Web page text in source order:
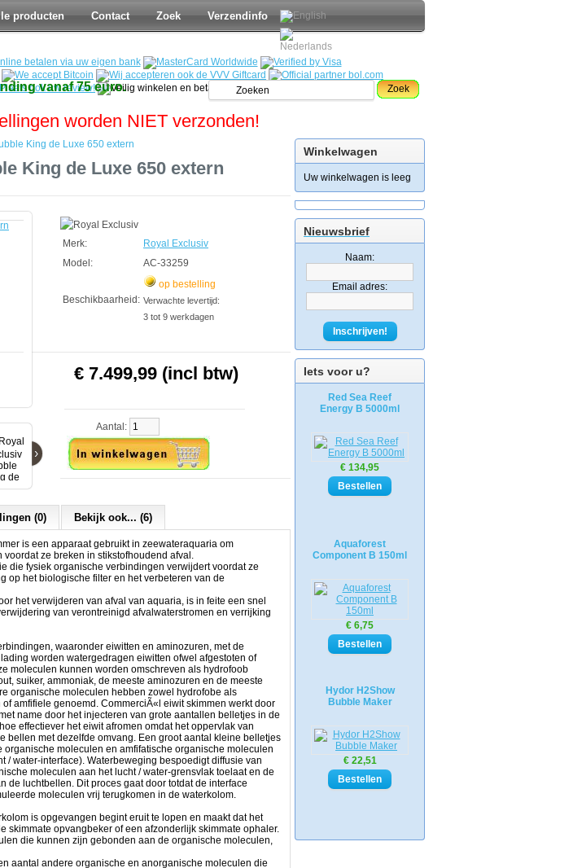
producten Contact Zoek Verzendinfo
vanaf 75 euro. Zoek
worden NIET verzonden!
Winkelwagen
Uw winkelwagen is leeg
Nieuwsbrief
Naam:
Email adres:
Inschrijven!
Iets voor u?
Red Sea Reef
Energy B 5000ml
€ 134,95
Aquaforest
Component B 150ml
€ 6,75
Hydor H2Show
Bubble Maker
€ 22,51
King de Luxe 650 extern
King de Luxe 650 extern
›
Merk:
Royal Exclusiv
Model:
AC-33259
Beschikbaarheid:
op bestelling
Verwachte levertijd:
3 tot 9 werkdagen
€ 7.499,99 (incl btw)
Aantal:
(0) Bekijk ook... (6)
is een apparaat gebruikt in zeewateraquaria om
ze breken in stikstofhoudend afval.
die fysiek organische verbindingen verwijdert voordat ze
op het biologische filter en het verbeteren van de
het verwijderen van afval van aquaria, is in feite een snel
van verontreinigd afvalwaterstromen en verrijking
waaronder eiwitten en aminozuren, met de
worden watergedragen eiwitten ofwel afgestoten of
moleculen kunnen worden omschreven als hydrofoob
suiker, ammoniak, de meeste aminozuren en de meeste
organische moleculen hebben zowel hydrofobe als
amfifiele genoemd. CommerciÃ«l eiwit skimmen werkt door
name door het injecteren van grote aantallen belletjes in de
effectiever het eiwit afromen omdat het oppervlak van
bellen met dezelfde omvang. Een groot aantal kleine belletjes
moleculen en amfifatische organische moleculen
/ water-interface). Waterbeweging bespoedigt diffusie van
moleculen aan het lucht / water-grensvlak toelaat en de
luchtbellen. Dit proces gaat door totdat de interface
moleculen vrij terugkomen in de waterkolom.
is opgevangen begint eruit te lopen en maakt dat het
skimmate opvangbeker of een afzonderlijk skimmate ophaler.
die kunnen zijn gebonden aan de organische moleculen,
aantal andere organische en anorganische moleculen die